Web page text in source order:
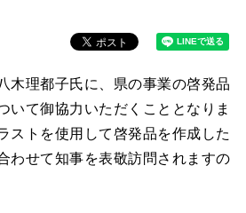
木理都子氏に、県の事業の啓発品
いて御協力いただくこととなりま
ストを使用して啓発品を作成した
わせて知事を表敬訪問されますの